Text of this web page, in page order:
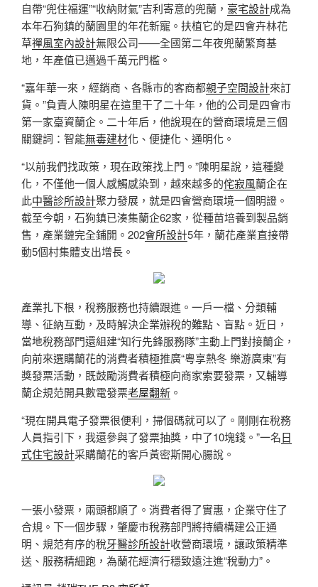
自帶“兜住福運”“收納財氣”吉利寄意的兜蘭， 豪宅設計成為
本年石狗鎮的蘭園里的年花新寵。扶植它的是四會卉林花
草禪風室內設計無限公司——全國第二年夜兜蘭繁育基
地，年產值已邁過千萬元門檻。
“嘉年華一來，經銷商、各縣市的客商都親子空間設計來訂
貨。”負責人陳明星在這里干了二十年，他的公司是四會市
第一家臺資蘭企。二十年后，他說現在的營商環境是三個
關鍵詞：智能無毒建材化、便捷化、通明化。
“以前我們找政策，現在政策找上門。”陳明星說，這種變
化，不僅他一個人感觸感染到，越來越多的侘寂風蘭企在
此中醫診所設計聚力發展，就是四會營商環境一個明證。
截至今朝，石狗鎮已湊集蘭企62家，從種苗培養到製品銷
售，產業鏈完全鋪開。202會所設計5年，蘭花產業直接帶
動5個村集體支出增長。
產業扎下根，稅務服務也持續跟進。一戶一檔、分類輔
導、征納互動，及時解決企業辦稅的難點、盲點。近日，
當地稅務部門還組建“知行先鋒服務隊”主動上門對接蘭企，
向前來選購蘭花的消費者積極推廣“粵享熱冬 樂游廣東”有
獎發票活動，既鼓勵消費者積極向商家索要發票，又輔導
蘭企規范開具數電發票老屋翻新 。
“現在開具電子發票很便利，掃個碼就可以了。剛剛在稅務
人員指引下，我還參與了發票抽獎，中了10塊錢。”一名日
式住宅設計采購蘭花的客戶黃密斯開心腸說。
一張小發票，兩頭都順了。消費者得了實惠，企業守住了
合規。下一個步驟，肇慶市稅務部門將持續構建公正通
明、規范有序的稅牙醫診所設計收營商環境，讓政策精準
送、服務精細跑，為蘭花經濟行穩致遠注進“稅動力”。